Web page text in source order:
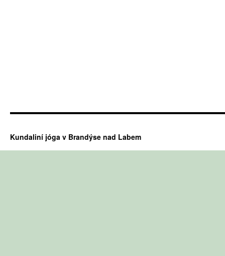
Kundaliní jóga v Brandýse nad Labem